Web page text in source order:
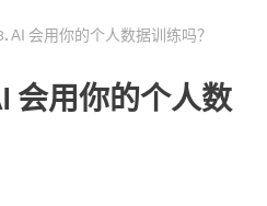
AI 会用你的个人数据训练吗？
会用你的个人数